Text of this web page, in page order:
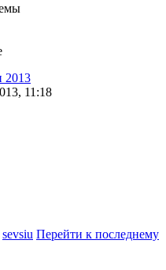
2013
11:18
sevsiu Перейти к последнему